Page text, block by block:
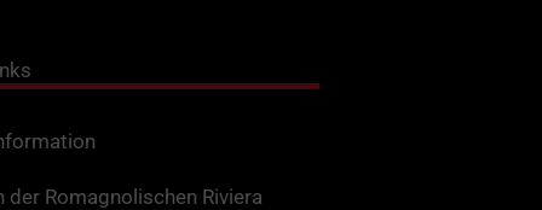
der Romagnolischen Riviera